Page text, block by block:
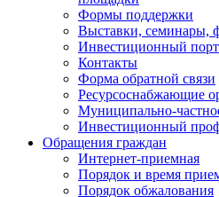
Формы поддержки
Выставки, семинары,
Инвестиционный
Контакты
Форма обратной связи
Ресурсоснабжающие
Муниципально-
Инвестиционный
Обращения граждан
Интернет-приемная
Порядок и время
Порядок обжалования